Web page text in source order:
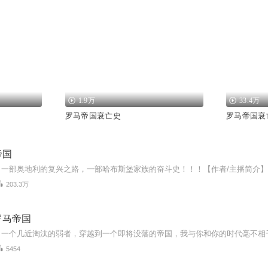
1.9万
罗马帝国衰亡史
33.4万
罗马帝国衰
203.3万
帝国
5454